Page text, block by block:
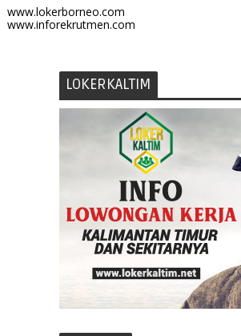
www.lokerborneo.com
www.inforekrutmen.com
LOKERKALTIM